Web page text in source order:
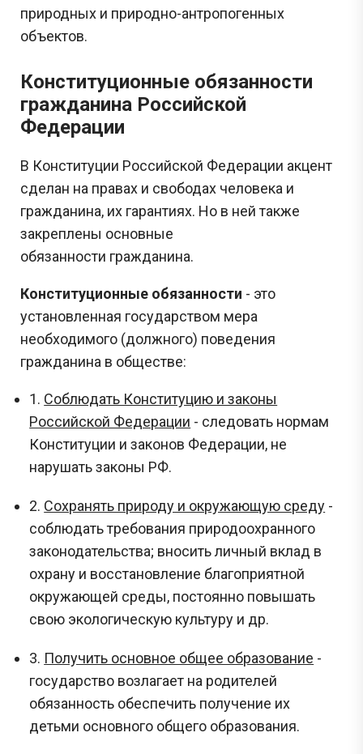
природных и природно-антропогенных
объектов.
Конституционные обязанности
гражданина Российской
Федерации
В Конституции Российской Федерации акцент
сделан на правах и свободах человека и
гражданина, их гарантиях. Но в ней также
закреплены основные
обязанности гражданина.
Конституционные обязанности - это
установленная государством мера
необходимого (должного) поведения
гражданина в обществе:
1. Соблюдать Конституцию и законы
Российской Федерации - следовать нормам
Конституции и законов Федерации, не
нарушать законы РФ.
2. Сохранять природу и окружающую среду -
соблюдать требования природоохранного
законодательства; вносить личный вклад в
охрану и восстановление благоприятной
окружающей среды, постоянно повышать
свою экологическую культуру и др.
3. Получить основное общее образование -
государство возлагает на родителей
обязанность обеспечить получение их
детьми основного общего образования.